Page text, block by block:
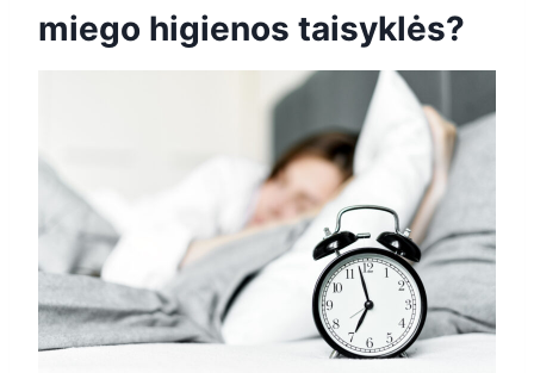
miego higienos taisyklės?